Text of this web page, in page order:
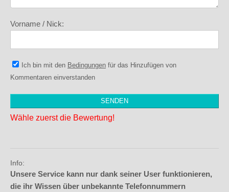
Vorname / Nick:
Ich bin mit den Bedingungen für das Hinzufügen von
Kommentaren einverstanden
Wähle zuerst die Bewertung!
Info:
Unsere Service kann nur dank seiner User funktionieren,
die ihr Wissen über unbekannte Telefonnummern